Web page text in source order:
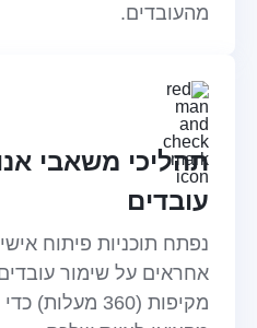
מהעובדים.
תהליכי משאבי
עובדים
אחראים על שימור
מקיפות (360